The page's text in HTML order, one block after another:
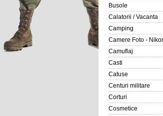
Busole
Calatorii / Vacanta
Camping
Camere Foto -
Camuflaj
Casti
Catuse
Centuri militare
Corturi
Cosmetice